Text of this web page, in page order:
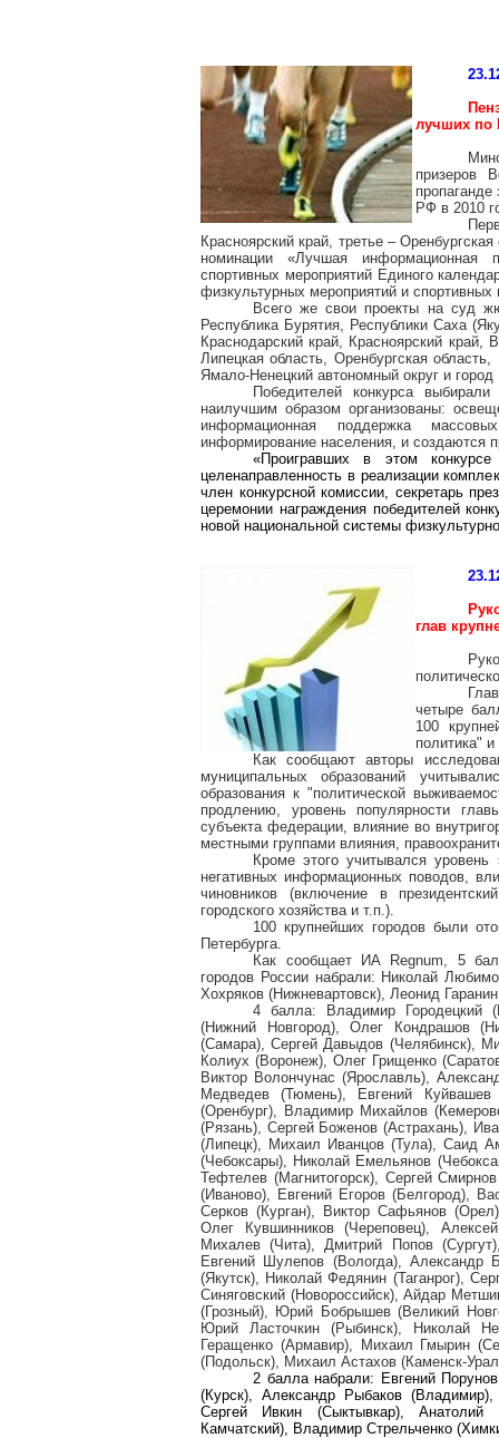
лучших по
призеров
РФ в 2010
Красноярский край, третье –
номинации «Лучшая информационная
спортивных мероприятий Единого
физкультурных мероприятий и
Всего же свои проекты на суд
Республика Бурятия, Республики Саха
Краснодарский край, Красноярский край,
Липецкая область, Оренбургская
Ямало-Ненецкий автономный округ и
Победителей конкурса
наилучшим образом организованы:
информационная поддержка
информирование населения, и создаются
«Проигравших в этом
целенаправленность в реализации
член конкурсной комиссии, секретарь
церемонии награждения победителей
новой национальной системы
глав
четыре
100
политика"
Как сообщают авторы
муниципальных образований
образования к "политической
продлению, уровень популярности
субъекта федерации, влияние во
местными группами влияния,
Кроме этого учитывался
негативных информационных поводов,
чиновников (включение в
городского хозяйства и т.п.).
100 крупнейших городов были
Петербурга.
Как сообщает ИА Regnum, 5
городов России набрали: Николай
Хохряков (Нижневартовск), Леонид
4 балла: Владимир Городецкий
(Нижний Новгород), Олег Кондрашов
(Самара), Сергей Давыдов (Челябинск),
Колиух (Воронеж), Олег Грищенко
Виктор Волончунас (Ярославль),
Медведев (Тюмень), Евгений
(Оренбург), Владимир Михайлов
(Рязань), Сергей Боженов (Астрахань),
(Липецк), Михаил Иванцов (Тула), Саид
(Чебоксары), Николай Емельянов
Тефтелев (Магнитогорск), Сергей
(Иваново), Евгений Егоров (Белгород),
Серков (Курган), Виктор Сафьянов
Олег Кувшинников (Череповец),
Михалев (Чита), Дмитрий Попов
Евгений Шулепов (Вологда), Александр
(Якутск), Николай Федянин (Таганрог),
Синяговский (Новороссийск), Айдар
(Грозный), Юрий Бобрышев (Великий
Юрий Ласточкин (Рыбинск), Николай
Геращенко (Армавир), Михаил Гмырин
(Подольск), Михаил Астахов (Каменск-
2 балла набрали: Евгений
(Курск), Александр Рыбаков
Сергей Ивкин (Сыктывкар), Анатолий
Камчатский), Владимир Стрельченко